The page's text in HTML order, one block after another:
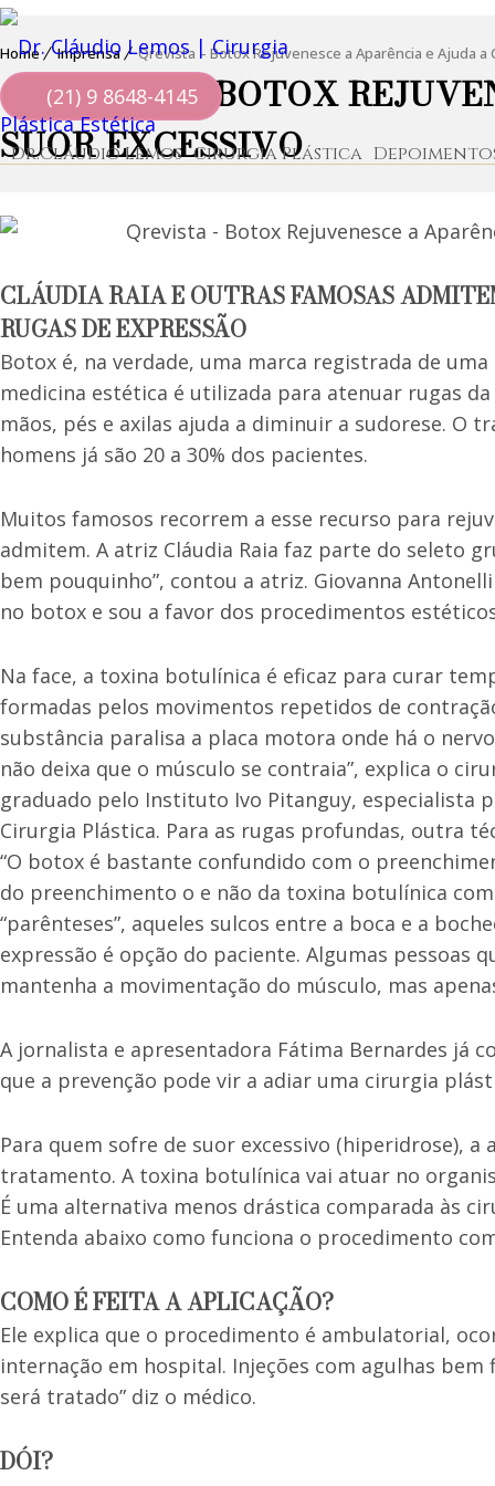
(21) 9 8648-4145
Dr.Cláudio Lemos Cirurgia Plástica
Home Imprensa Qrevista – Botox Rejuvenesce a Aparência e Ajuda a
QREVISTA – BOTOX
SUOR EXCESSIVO
CLÁUDIA RAIA E OUTRAS FAMOSAS
RUGAS DE EXPRESSÃO
Botox é, na verdade, uma marca registrada de
medicina estética é utilizada para atenuar rugas
mãos, pés e axilas ajuda a diminuir a sudorese. O
homens já são 20 a 30% dos pacientes.
Muitos famosos recorrem a esse recurso para
admitem. A atriz Cláudia Raia faz parte do seleto
bem pouquinho”, contou a atriz. Giovanna
no botox e sou a favor dos procedimentos
Na face, a toxina botulínica é eficaz para curar
formadas pelos movimentos repetidos de
substância paralisa a placa motora onde há o
não deixa que o músculo se contraia”, explica o
graduado pelo Instituto Ivo Pitanguy, especialista
Cirurgia Plástica. Para as rugas profundas, outra
“O botox é bastante confundido com o
do preenchimento o e não da toxina botulínica
“parênteses”, aqueles sulcos entre a boca e a
expressão é opção do paciente. Algumas pessoas
mantenha a movimentação do músculo, mas
A jornalista e apresentadora Fátima Bernardes já
que a prevenção pode vir a adiar uma cirurgia
Para quem sofre de suor excessivo (hiperidrose),
tratamento. A toxina botulínica vai atuar no
É uma alternativa menos drástica comparada às
Entenda abaixo como funciona o procedimento
COMO É FEITA A APLICAÇÃO?
Ele explica que o procedimento é ambulatorial,
internação em hospital. Injeções com agulhas
será tratado” diz o médico.
DÓI?